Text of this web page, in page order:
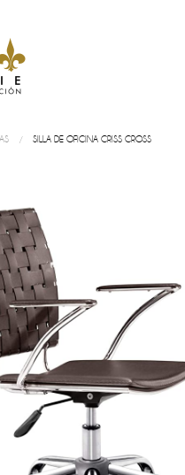
SILLA DE OFICINA CRISS CROSS